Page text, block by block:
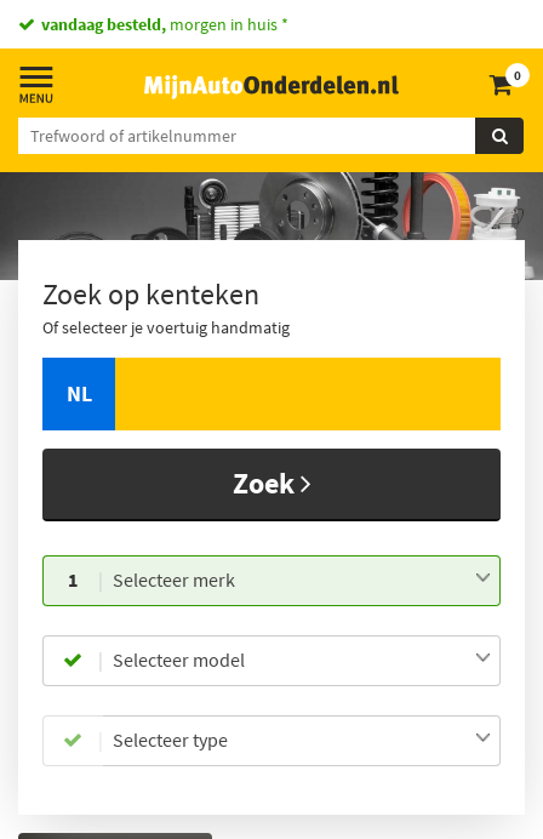
vandaag besteld, morgen in huis *
0
Zoek op kenteken
Of selecteer je voertuig handmatig
NL
Zoek
1 Selecteer merk
Selecteer model
Selecteer type